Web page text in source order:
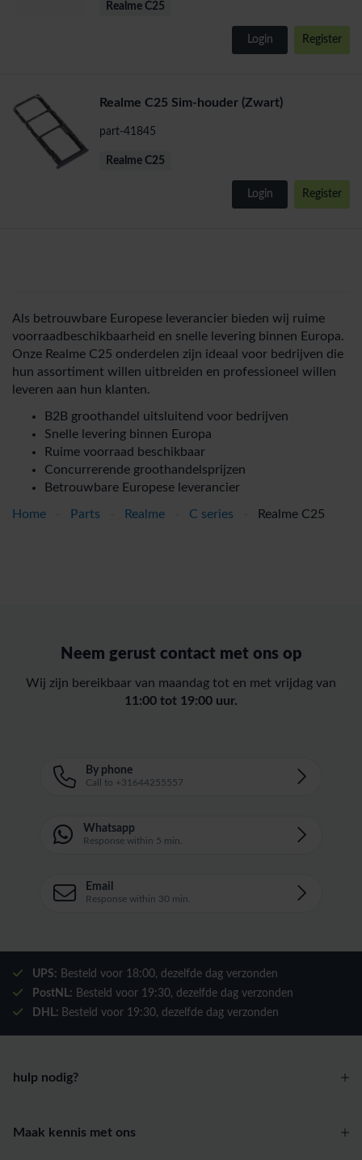
Realme C25
Login Register
Realme C25 Sim-houder (Zwart)
part-41845
Realme C25
Login Register
Als betrouwbare Europese leverancier bieden wij ruime
voorraadbeschikbaarheid en snelle levering binnen Europa.
Onze Realme C25 onderdelen zijn ideaal voor bedrijven die
hun assortiment willen uitbreiden en professioneel willen
leveren aan hun klanten.
B2B groothandel uitsluitend voor bedrijven
Snelle levering binnen Europa
Ruime voorraad beschikbaar
Concurrerende groothandelsprijzen
Betrouwbare Europese leverancier
Home Parts Realme C series Realme C25
Neem gerust contact met ons op
Wij zijn bereikbaar van maandag tot en met vrijdag van
11:00 tot 19:00 uur.
By phone
Call to +31644255557
Whatsapp
Response within 5 min.
Email
Response within 30 min.
UPS: Besteld voor 18:00, dezelfde dag verzonden
PostNL: Besteld voor 19:30, dezelfde dag verzonden
DHL: Besteld voor 19:30, dezelfde dag verzonden
hulp nodig?
Maak kennis met ons